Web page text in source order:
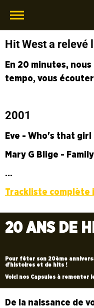
Hit West a relevé
En 20 minutes,
tempo, vous
2001
Eve - Who's that girl
Mary G Blige -
...
Trackliste complète
20 ANS DE
Pour fêter son 20ème
d'histoires et de hits !
Voici nos Capsules à remonter
De la naissance de